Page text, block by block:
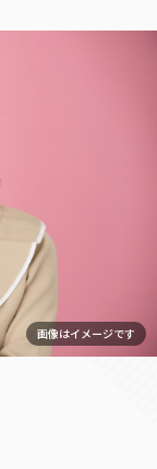
画像はイメージです